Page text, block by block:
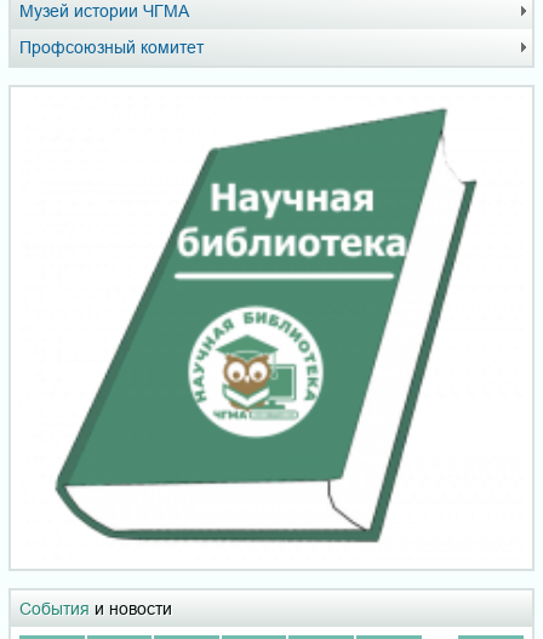
Музей истории ЧГМА
Профсоюзный комитет
События и новости